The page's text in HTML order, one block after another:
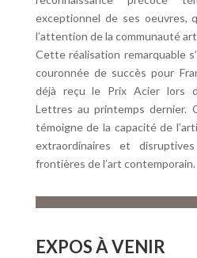
exceptionnel de ses oeuvres,
l’attention de la communauté
Cette réalisation remarquable
couronnée de succès pour
déjà reçu le Prix Acier lors
Lettres au printemps dernier.
témoigne de la capacité de
extraordinaires et
frontières de l’art contemporain.
EXPOS À VENIR